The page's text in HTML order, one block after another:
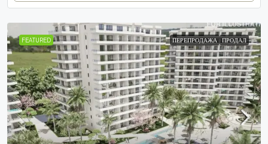
FEATURED ПЕРЕПРОДАЖА ПРОДАЛ